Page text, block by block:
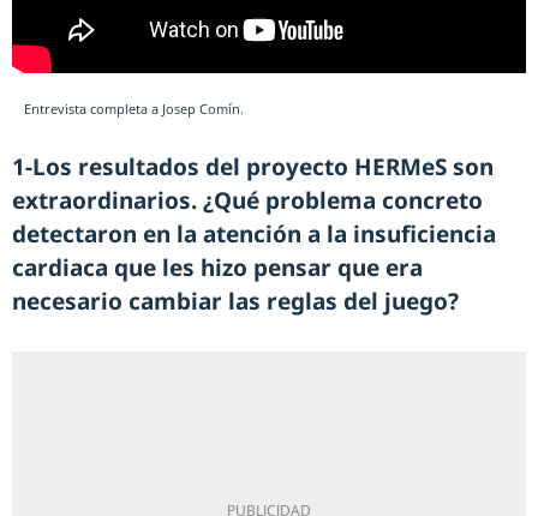
Entrevista completa a Josep Comín.
1-Los resultados del proyecto HERMeS son
extraordinarios. ¿Qué problema concreto
detectaron en la atención a la insuficiencia
cardiaca que les hizo pensar que era
necesario cambiar las reglas del juego?